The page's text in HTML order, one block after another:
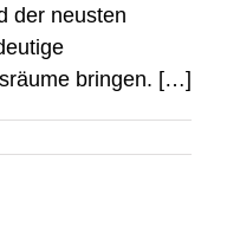
der neusten
bringen. […]